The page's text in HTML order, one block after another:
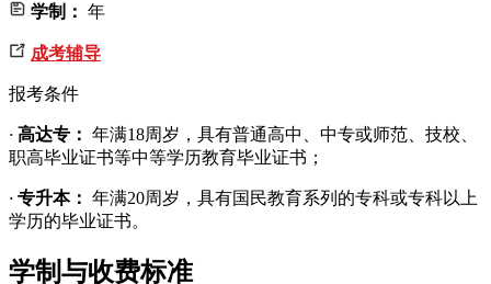
学制： 年
成考辅导
报考条件
· 高达专： 年满18周岁，具有普通高中、中专或师范、技校、
职高毕业证书等中等学历教育毕业证书；
· 专升本： 年满20周岁，具有国民教育系列的专科或专科以上
学历的毕业证书。
学制与收费标准